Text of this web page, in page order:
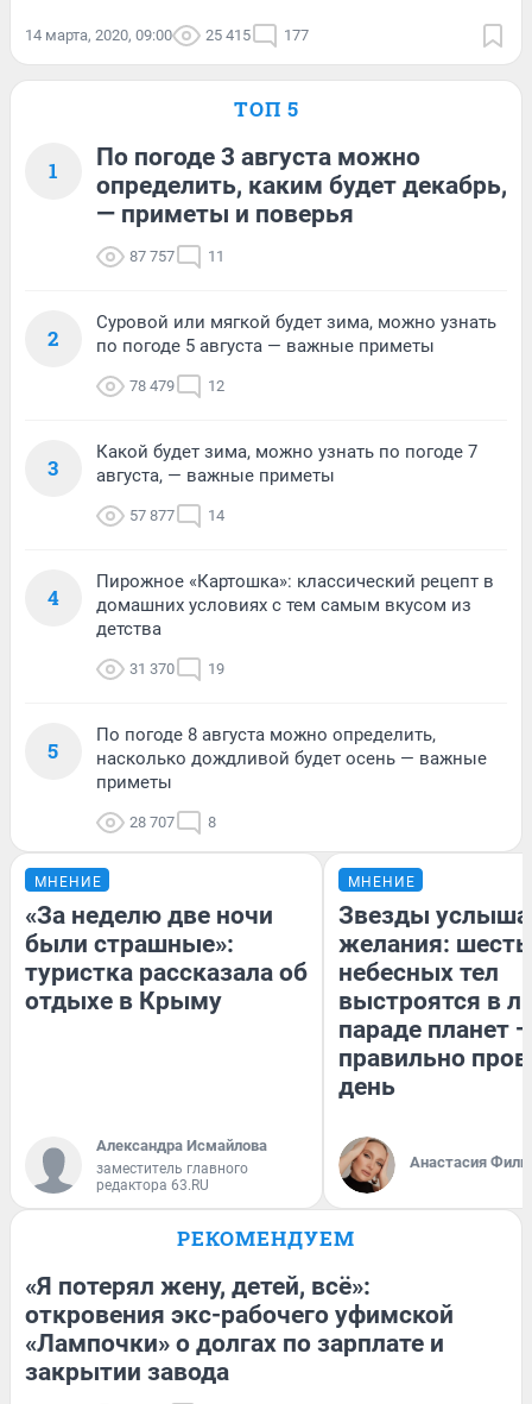
14 марта, 2020, 09:00 25 415 177
ТОП 5
1
По погоде 3 августа можно
определить, каким будет декабрь,
— приметы и поверья
87 757 11
2
Суровой или мягкой будет зима, можно узнать
по погоде 5 августа — важные приметы
78 479 12
3
Какой будет зима, можно узнать по погоде 7
августа, — важные приметы
57 877 14
4
Пирожное «Картошка»: классический рецепт в
домашних условиях с тем самым вкусом из
детства
31 370 19
5
По погоде 8 августа можно определить,
насколько дождливой будет осень — важные
приметы
28 707 8
МНЕНИЕ
«За неделю две ночи
были страшные»:
туристка рассказала об
отдыхе в Крыму
Александра Исмайлова
заместитель главного
редактора 63.RU
МНЕНИЕ
Звезды
желания: шесть
небесных тел
выстроятся в
параде планет
правильно
день
Анастасия
РЕКОМЕНДУЕМ
«Я потерял жену, детей, всё»:
откровения экс-рабочего уфимской
«Лампочки» о долгах по зарплате и
закрытии завода